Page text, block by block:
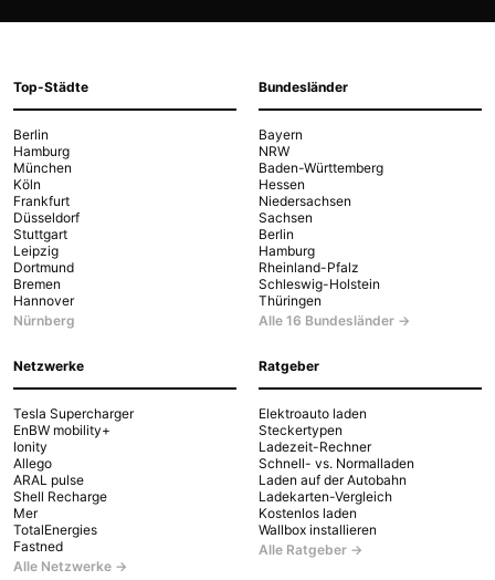
Top-Städte
Berlin
Hamburg
München
Köln
Frankfurt
Düsseldorf
Stuttgart
Leipzig
Dortmund
Bremen
Hannover
Nürnberg
Bundesländer
Bayern
NRW
Baden-Württemberg
Hessen
Niedersachsen
Sachsen
Berlin
Hamburg
Rheinland-Pfalz
Schleswig-Holstein
Thüringen
Alle 16 Bundesländer →
Netzwerke
Tesla Supercharger
EnBW mobility+
Ionity
Allego
ARAL pulse
Shell Recharge
Mer
TotalEnergies
Fastned
Alle Netzwerke →
Ratgeber
Elektroauto laden
Steckertypen
Ladezeit-Rechner
Schnell- vs. Normalladen
Laden auf der Autobahn
Ladekarten-Vergleich
Kostenlos laden
Wallbox installieren
Alle Ratgeber →